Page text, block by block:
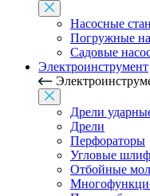
Насосные
Погружные
Садовые
Электроинструмент
Дрели
Дрели
Перфораторы
Угловые
Отбойные